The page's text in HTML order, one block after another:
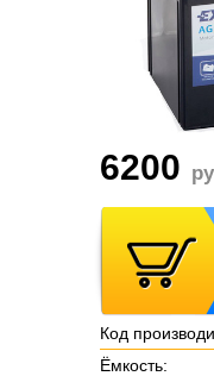
6200
Код
Ёмкость: